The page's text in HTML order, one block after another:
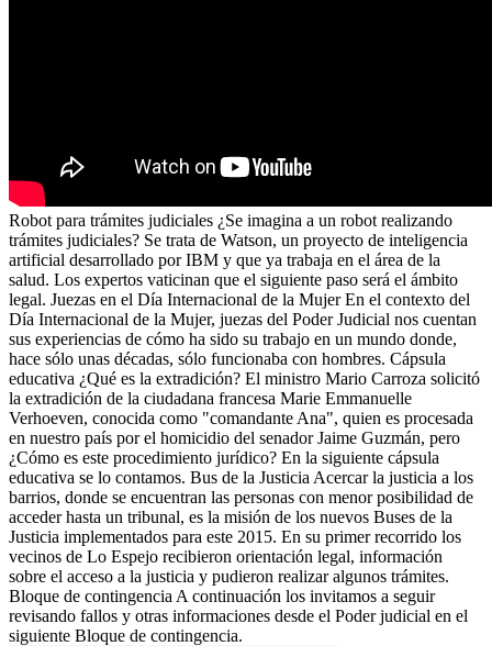
Robot para trámites judiciales ¿Se imagina a un robot realizando
trámites judiciales? Se trata de Watson, un proyecto de inteligencia
artificial desarrollado por IBM y que ya trabaja en el área de la
salud. Los expertos vaticinan que el siguiente paso será el ámbito
legal. Juezas en el Día Internacional de la Mujer En el contexto del
Día Internacional de la Mujer, juezas del Poder Judicial nos cuentan
sus experiencias de cómo ha sido su trabajo en un mundo donde,
hace sólo unas décadas, sólo funcionaba con hombres. Cápsula
educativa ¿Qué es la extradición? El ministro Mario Carroza solicitó
la extradición de la ciudadana francesa Marie Emmanuelle
Verhoeven, conocida como "comandante Ana", quien es procesada
en nuestro país por el homicidio del senador Jaime Guzmán, pero
¿Cómo es este procedimiento jurídico? En la siguiente cápsula
educativa se lo contamos. Bus de la Justicia Acercar la justicia a los
barrios, donde se encuentran las personas con menor posibilidad de
acceder hasta un tribunal, es la misión de los nuevos Buses de la
Justicia implementados para este 2015. En su primer recorrido los
vecinos de Lo Espejo recibieron orientación legal, información
sobre el acceso a la justicia y pudieron realizar algunos trámites.
Bloque de contingencia A continuación los invitamos a seguir
revisando fallos y otras informaciones desde el Poder judicial en el
siguiente Bloque de contingencia.